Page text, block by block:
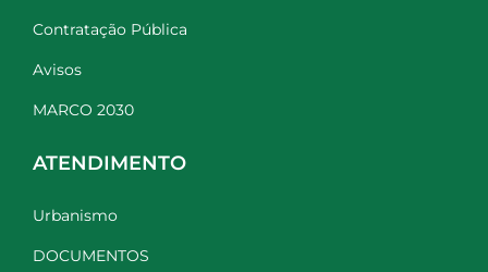
Contratação Pública
Avisos
MARCO 2030
ATENDIMENTO
Urbanismo
DOCUMENTOS